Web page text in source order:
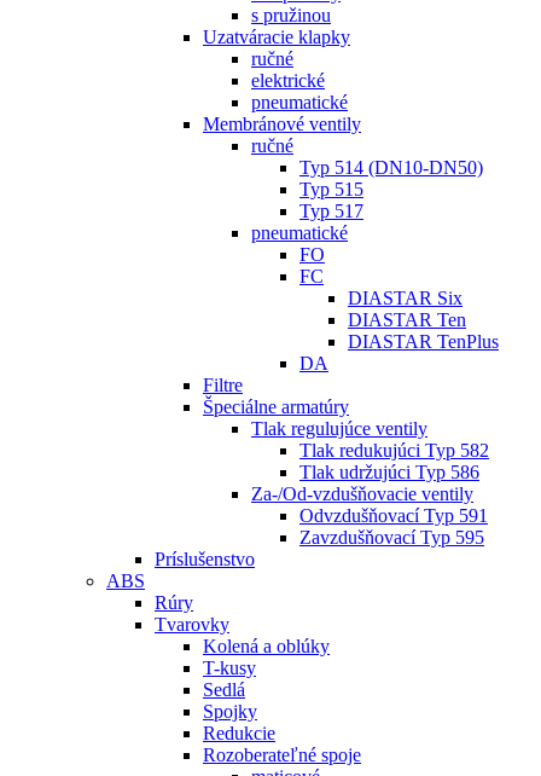
s pružinou
Uzatváracie klapky
ručné
elektrické
pneumatické
Membránové ventily
ručné
Typ 514 (DN10-DN50)
Typ 515
Typ 517
pneumatické
FO
FC
DIASTAR Six
DIASTAR Ten
DIASTAR TenPlus
DA
Filtre
Špeciálne armatúry
Tlak regulujúce ventily
Tlak redukujúci Typ 582
Tlak udržujúci Typ 586
Za-/Od-vzdušňovacie ventily
Odvzdušňovací Typ 591
Zavzdušňovací Typ 595
Príslušenstvo
ABS
Rúry
Tvarovky
Kolená a oblúky
T-kusy
Sedlá
Spojky
Redukcie
Rozoberateľné spoje